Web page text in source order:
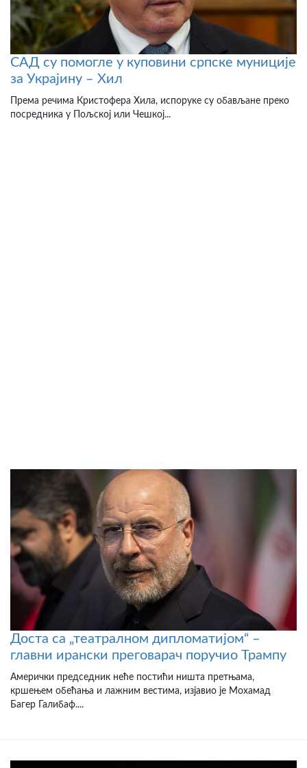
САД су помогле у куповини српске муниције
за Украјину – Хил
Према речима Кристофера Хила, испоруке су обављане преко
посредника у Пољској или Чешкој...
Доста са „театралном дипломатијом“ –
главни ирански преговарач поручио Трампу
Амерички председник неће постићи ништа претњама,
кршењем обећања и лажним вестима, изјавио је Мохамад
Багер Галибаф....